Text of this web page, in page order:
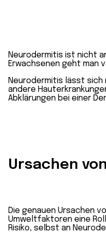
Neurodermitis ist nicht
Erwachsenen geht man
Neurodermitis lässt sich
andere
Abklärungen bei einer
Ursachen
Die genauen Ursachen
Umweltfaktoren eine
Risiko, selbst an